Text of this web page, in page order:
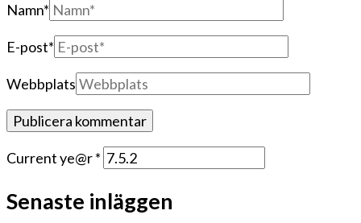
Namn*
E-post*
Webbplats
Current ye@r*
Senaste inläggen